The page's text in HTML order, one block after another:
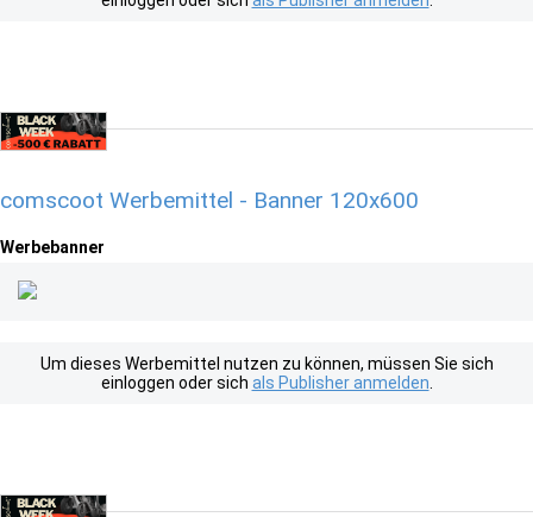
comscoot Werbemittel - Banner 120x600
Werbebanner
Um dieses Werbemittel nutzen zu können, müssen Sie sich
einloggen oder sich als Publisher anmelden